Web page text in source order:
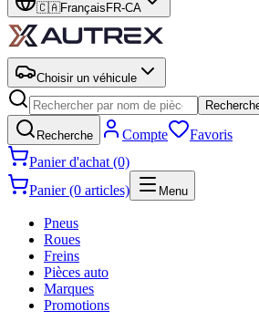
🇨🇦Français FR-CA
Choisir un véhicule
Recherche Compte
Favoris
Panier d'achat (0)
Panier (0 articles)
Menu
Pneus
Roues
Freins
Pièces auto
Marques
Promotions